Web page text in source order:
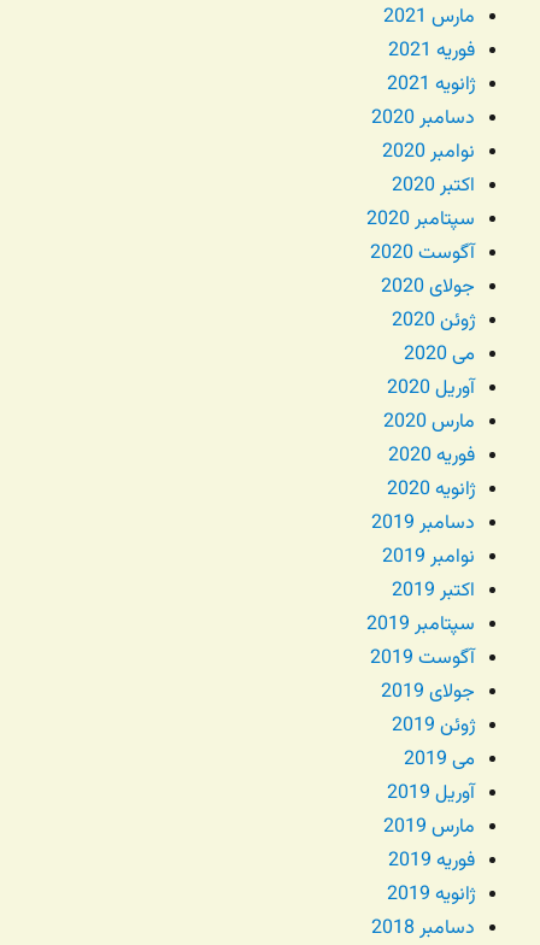
مارس 2021
فوریه 2021
ژانویه 2021
دسامبر 2020
نوامبر 2020
اکتبر 2020
سپتامبر 2020
آگوست 2020
جولای 2020
ژوئن 2020
می 2020
آوریل 2020
مارس 2020
فوریه 2020
ژانویه 2020
دسامبر 2019
نوامبر 2019
اکتبر 2019
سپتامبر 2019
آگوست 2019
جولای 2019
ژوئن 2019
می 2019
آوریل 2019
مارس 2019
فوریه 2019
ژانویه 2019
دسامبر 2018